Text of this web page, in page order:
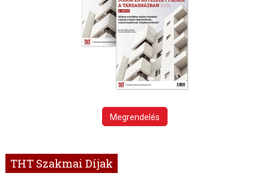
Megrendelés
THT Szakmai Díjak